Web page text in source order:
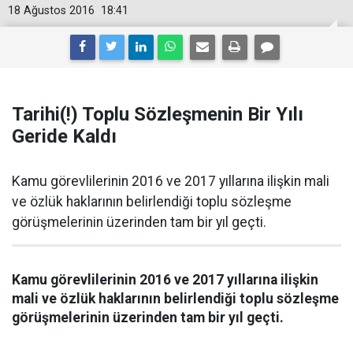
18:41
18 Ağustos 2016
Tarihi(!) Toplu Sözleşmenin Bir Yılı
Geride Kaldı
Kamu görevlilerinin 2016 ve 2017 yıllarına ilişkin mali
ve özlük haklarının belirlendiği toplu sözleşme
görüşmelerinin üzerinden tam bir yıl geçti.
Kamu görevlilerinin 2016 ve 2017 yıllarına ilişkin
mali ve özlük haklarının belirlendiği toplu sözleşme
görüşmelerinin üzerinden tam bir yıl geçti.